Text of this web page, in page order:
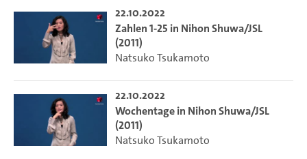
22.10.2022
Zahlen 1-25 in Nihon Shuwa/JSL
(2011)
Natsuko Tsukamoto
22.10.2022
Wochentage in Nihon Shuwa/JSL
(2011)
Natsuko Tsukamoto